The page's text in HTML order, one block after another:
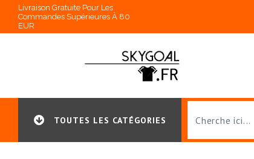
Livraison Gratuite Pour Les
Commandes Supérieures À 80
EUR
TOUTES LES CATÉGORIES